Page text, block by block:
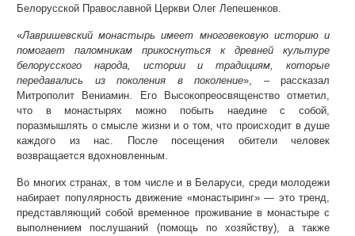
Белорусской Православной Церкви Олег Лепешенков.
«Лавришевский монастырь имеет многовековую историю и
помогает паломникам прикоснуться к древней культуре
белорусского народа, истории и традициям, которые
передавались из поколения в поколение», – рассказал
Митрополит Вениамин. Его Высокопреосвященство отметил,
что в монастырях можно побыть наедине с собой,
поразмышлять о смысле жизни и о том, что происходит в душе
каждого из нас. После посещения обители человек
возвращается вдохновленным.
Во многих странах, в том числе и в Беларуси, среди молодежи
набирает популярность движение «монастыринг» — это тренд,
представляющий собой временное проживание в монастыре с
выполнением послушаний (помощь по хозяйству), а также